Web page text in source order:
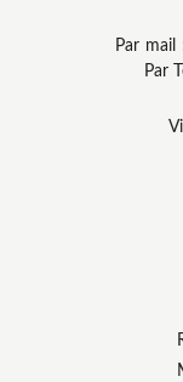
Par
Par